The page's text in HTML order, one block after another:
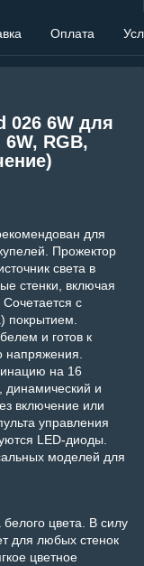
Оплата
026 6W для
RGB,
для
Прожектор
света в
стенки, включая
с
покрытием.
и готов к
напряжения.
на 16
динамический и
включение или
управления
LED-диоды.
моделей для
цвета. В силу
для любых стенок
цветное